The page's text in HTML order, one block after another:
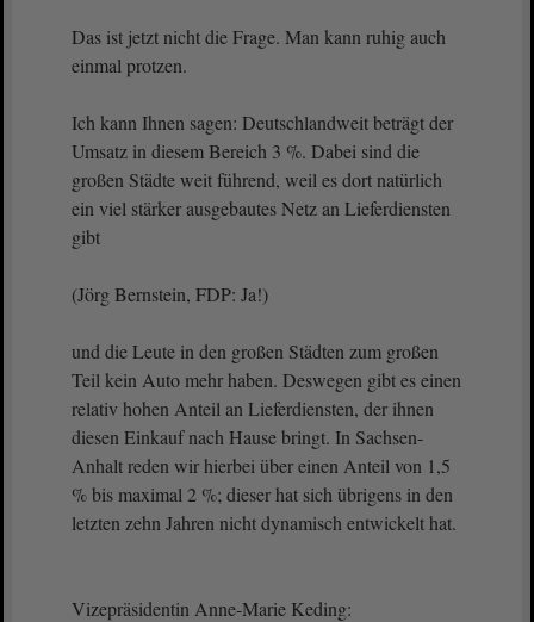
Das ist jetzt nicht die Frage. Man kann ruhig auch
einmal protzen.
Ich kann Ihnen sagen: Deutschlandweit beträgt der
Umsatz in diesem Bereich 3 %. Dabei sind die
großen Städte weit führend, weil es dort natürlich
ein viel stärker ausgebautes Netz an Lieferdiensten
gibt
(Jörg Bernstein, FDP: Ja!)
und die Leute in den großen Städten zum großen
Teil kein Auto mehr haben. Deswegen gibt es einen
relativ hohen Anteil an Lieferdiensten, der ihnen
diesen Einkauf nach Hause bringt. In Sachsen-
Anhalt reden wir hierbei über einen Anteil von 1,5
% bis maximal 2 %; dieser hat sich übrigens in den
letzten zehn Jahren nicht dynamisch entwickelt hat.
Vizepräsidentin Anne-Marie Keding: